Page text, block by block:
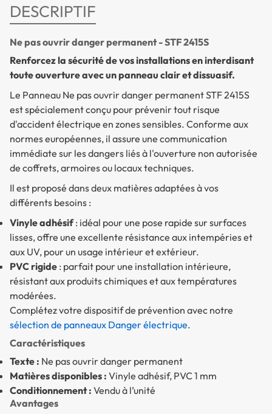
DESCRIPTIF
Ne pas ouvrir danger permanent - STF 2415S
Renforcez la sécurité de vos installations en interdisant
toute ouverture avec un panneau clair et dissuasif.
Le Panneau Ne pas ouvrir danger permanentSTF 2415S
est spécialement conçu pour prévenir tout risque
d'accident électrique en zones sensibles. Conforme aux
normes européennes, il assure une communication
immédiate sur les dangers liés à l'ouverture non autorisée
de coffrets, armoires ou locaux techniques.
Il est proposé dans deux matières adaptées à vos
différents besoins :
Vinyle adhésif: idéal pour une pose rapide sur surfaces
lisses, offre une excellente résistance aux intempéries et
aux UV, pour un usage intérieur et extérieur.
PVC rigide : parfait pour une installation intérieure,
résistant aux produits chimiques et aux températures
modérées.
Complétez votre dispositif de prévention avec notre
sélection de panneaux Danger électrique.
Caractéristiques
Texte : Ne pas ouvrir danger permanent
Matières disponibles : Vinyle adhésif, PVC 1 mm
Conditionnement : Vendu à l’unité
Avantages